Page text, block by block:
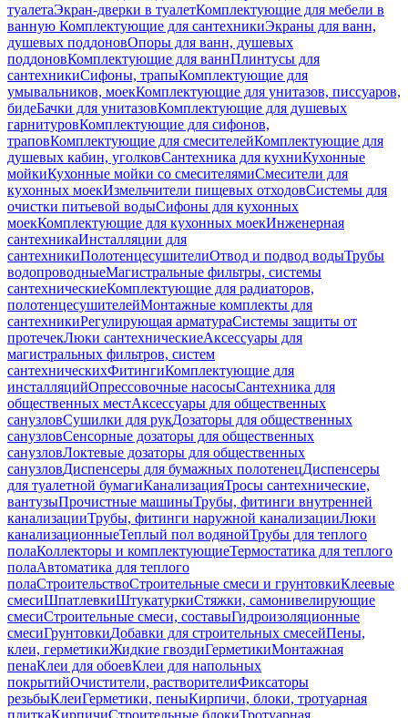
туалетаЭкран-дверки в туалетКомплектующие для мебели в
ванную Комплектующие для сантехникиЭкраны для ванн,
душевых поддоновОпоры для ванн, душевых
поддоновКомплектующие для ваннПлинтусы для
сантехникиСифоны, трапыКомплектующие для
умывальников, моекКомплектующие для унитазов, писсуаров,
бидеБачки для унитазовКомплектующие для душевых
гарнитуровКомплектующие для сифонов,
траповКомплектующие для смесителейКомплектующие для
душевых кабин, уголковСантехника для кухниКухонные
мойкиКухонные мойки со смесителямиСмесители для
кухонных моекИзмельчители пищевых отходовСистемы для
очистки питьевой водыСифоны для кухонных
моекКомплектующие для кухонных моекИнженерная
сантехникаИнсталляции для
сантехникиПолотенцесушителиОтвод и подвод водыТрубы
водопроводныеМагистральные фильтры, системы
сантехническиеКомплектующие для радиаторов,
полотенцесушителейМонтажные комплекты для
сантехникиРегулирующая арматураСистемы защиты от
протечекЛюки сантехническиеАксессуары для
магистральных фильтров, систем
сантехническихФитингиКомплектующие для
инсталляцийОпрессовочные насосыСантехника для
общественных местАксессуары для общественных
санузловСушилки для рукДозаторы для общественных
санузловСенсорные дозаторы для общественных
санузловЛоктевые дозаторы для общественных
санузловДиспенсеры для бумажных полотенецДиспенсеры
для туалетной бумагиКанализацияТросы сантехнические,
вантузыПрочистные машиныТрубы, фитинги внутренней
канализацииТрубы, фитинги наружной канализацииЛюки
канализационныеТеплый пол водянойТрубы для теплого
полаКоллекторы и комплектующиеТермостатика для теплого
полаАвтоматика для теплого
полаСтроительствоСтроительные смеси и грунтовкиКлеевые
смесиШпатлевкиШтукатуркиСтяжки, самонивелирующие
смесиСтроительные смеси, составыГидроизоляционные
смесиГрунтовкиДобавки для строительных смесейПены,
клеи, герметикиЖидкие гвоздиГерметикиМонтажная
пенаКлеи для обоевКлеи для напольных
покрытийОчистители, растворителиФиксаторы
резьбыКлеиГерметики, пеныКирпичи, блоки, тротуарная
плиткаКирпичиСтроительные блокиТротуарная